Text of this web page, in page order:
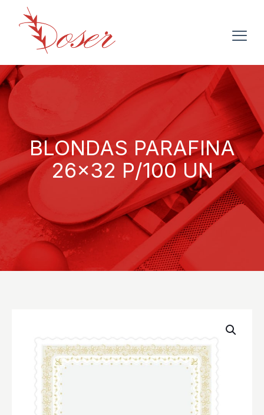
BLONDAS PARAFINA
26×32 P/100 UN